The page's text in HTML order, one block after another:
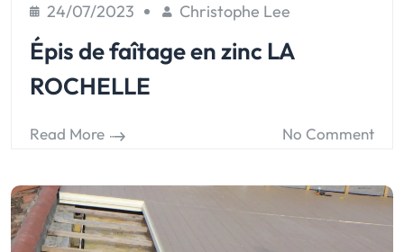
24/07/2023 Christophe Lee
Épis de faîtage en zinc LA
ROCHELLE
Read More No Comment